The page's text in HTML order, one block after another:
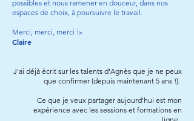
possibles et nous ramener en douceur, dans nos
espaces de choix, à poursuivre le travail.
Merci, merci, merci !»
Claire
J'ai déjà écrit sur les talents d'Agnès que je ne peux
que confirmer (depuis maintenant 5 ans !).
Ce que je veux partager aujourd'hui est mon
expérience avec les sessions et formations en